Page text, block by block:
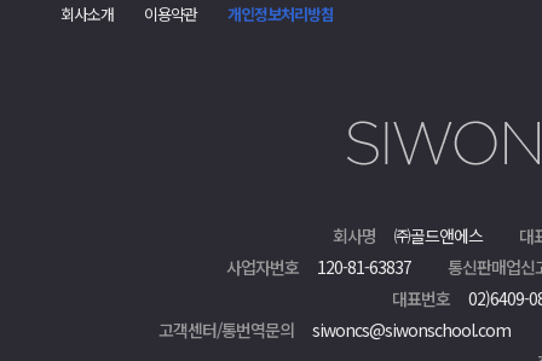
회사소개 이용약관 개인정보처리방침
회사명 ㈜골드앤에스
대
사업자번호
120-81-63837
통신판매업신
대표번호
02)6409-
고객센터/통번역문의
siwoncs@siwonschool.com